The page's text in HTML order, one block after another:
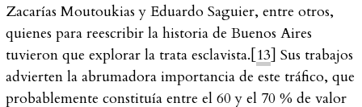
Zacarías Moutoukias y Eduardo Saguier, entre otros,
quienes para reescribir la historia de Buenos Aires
tuvieron que explorar la trata esclavista.[13] Sus trabajos
advierten la abrumadora importancia de este tráfico, que
probablemente constituía entre el 60 y el 70 % de valor